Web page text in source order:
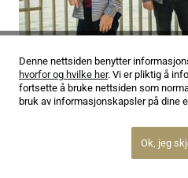
Kronos Quartet er artist-in-
Festspillene i Bergen 2022
Denne nettsiden benytter
hvorfor og hvilke her. Vi er pliktig å
fortsette å bruke nettsiden som
bruk av informasjonskapsler på dine
Ok, jeg